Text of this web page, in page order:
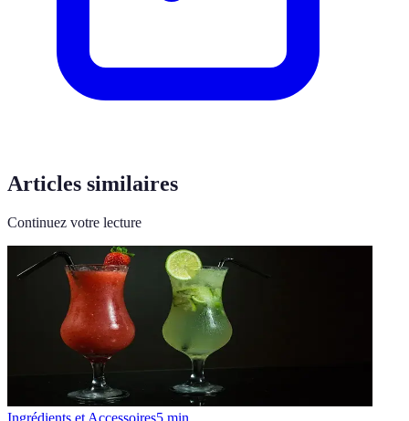
Articles similaires
Continuez votre lecture
Ingrédients et Accessoires5 min